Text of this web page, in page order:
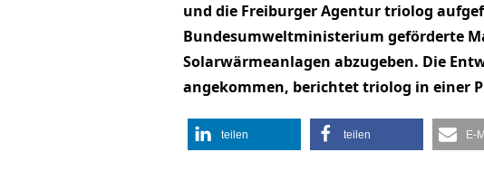
und die Freiburger Agentur triolog
Bundesumweltministerium geförderte
Solarwärmeanlagen abzugeben. Die
angekommen, berichtet triolog in einer
teilen teilen E-